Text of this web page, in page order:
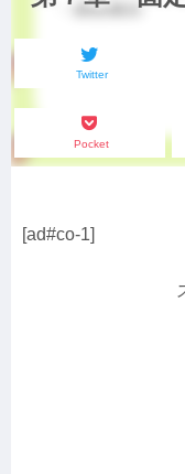
Twitter
Pocket
[ad#co-1]